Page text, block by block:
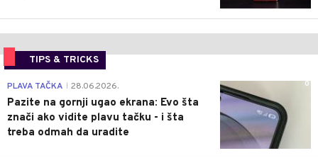
TIPS & TRICKS
0
PLAVA TAČKA 28.06.2026.
Pazite na gornji ugao ekrana: Evo šta
znači ako vidite plavu tačku - i šta
treba odmah da uradite